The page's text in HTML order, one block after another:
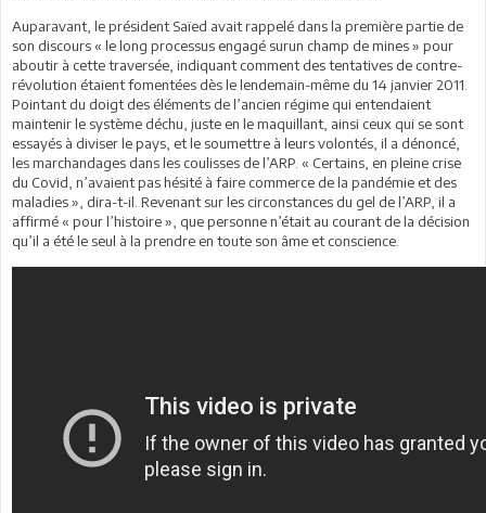
Auparavant, le président Saïed avait rappelé dans la première partie de
son discours « le long processus engagé surun champ de mines » pour
aboutir à cette traversée, indiquant comment des tentatives de contre-
révolution étaient fomentées dès le lendemain-même du 14 janvier 2011.
Pointant du doigt des éléments de l’ancien régime qui entendaient
maintenir le système déchu, juste en le maquillant, ainsi ceux qui se sont
essayés à diviser le pays, et le soumettre à leurs volontés, il a dénoncé,
les marchandages dans les coulisses de l’ARP. « Certains, en pleine crise
du Covid, n’avaient pas hésité à faire commerce de la pandémie et des
maladies », dira-t-il. Revenant sur les circonstances du gel de l’ARP, il a
affirmé « pour l’histoire », que personne n’était au courant de la décision
qu’il a été le seul à la prendre en toute son âme et conscience.